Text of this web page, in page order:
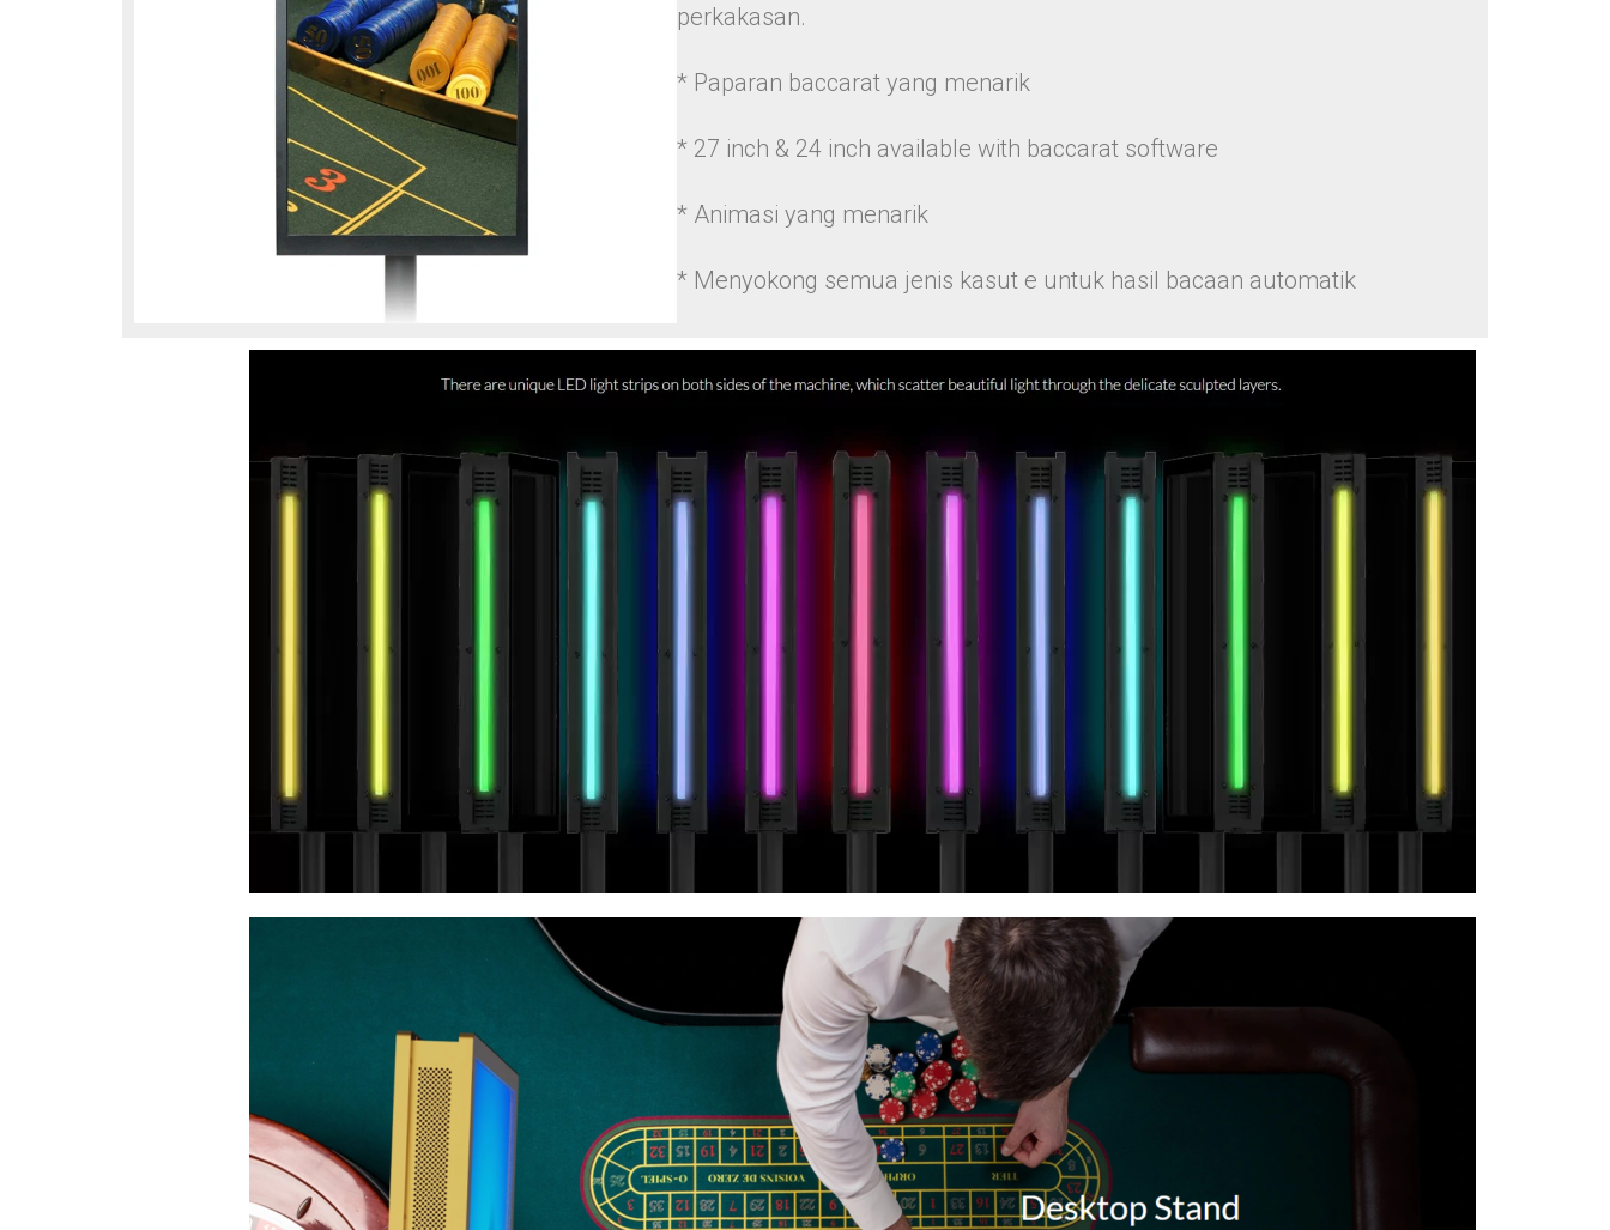
perkakasan.
* Paparan baccarat yang menarik
* 27 inch & 24 inch available with baccarat software
* Animasi yang menarik
* Menyokong semua jenis kasut e untuk hasil bacaan automatik